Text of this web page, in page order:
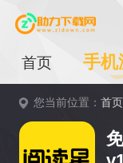
首页 手机
您当前位置：首页